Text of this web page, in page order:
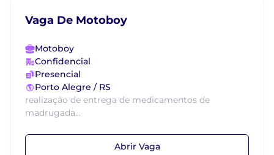
Vaga De Motoboy
Motoboy
Confidencial
Presencial
Porto Alegre / RS
realização de entrega de medicamentos de
madrugada...
Abrir Vaga